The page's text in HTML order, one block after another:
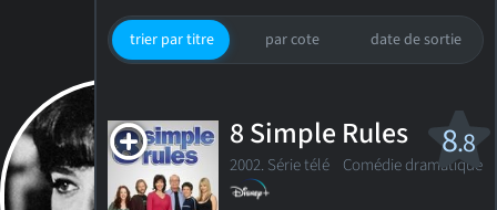
trier par titre par cote date de sortie
8.8
8 Simple Rules
2002. Série télé Comédie dramatique